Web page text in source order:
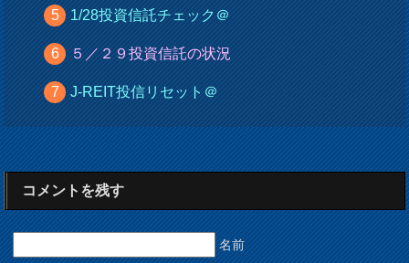
1/28投資信託チェック＠
５／２９投資信託の状況
J-REIT投信リセット＠
コメントを残す
名前